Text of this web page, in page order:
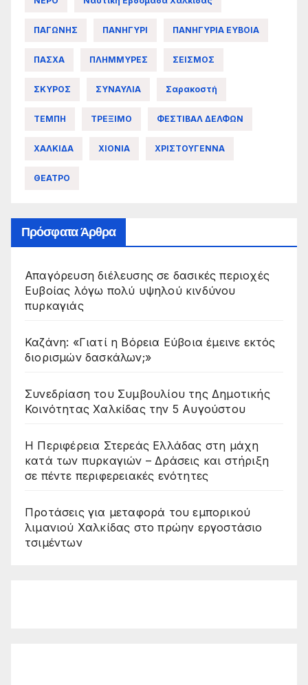
ΠΑΓΩΝΗΣ ΠΑΝΗΓΥΡΙ ΠΑΝΗΓΥΡΙΑ ΕΥΒΟΙΑ
ΠΑΣΧΑ ΠΛΗΜΜΥΡΕΣ ΣΕΙΣΜΟΣ
ΣΚΥΡΟΣ ΣΥΝΑΥΛΙΑ Σαρακοστή
ΤΕΜΠΗ ΤΡΕΞΙΜΟ ΦΕΣΤΙΒΑΛ ΔΕΛΦΩΝ
ΧΑΛΚΙΔΑ ΧΙΟΝΙΑ ΧΡΙΣΤΟΥΓΕΝΝΑ
ΘΕΑΤΡΟ
Πρόσφατα Άρθρα
Απαγόρευση διέλευσης σε δασικές περιοχές
Ευβοίας λόγω πολύ υψηλού κινδύνου
πυρκαγιάς
Καζάνη: «Γιατί η Βόρεια Εύβοια έμεινε εκτός
διορισμών δασκάλων;»
Συνεδρίαση του Συμβουλίου της Δημοτικής
Κοινότητας Χαλκίδας την 5 Αυγούστου
Η Περιφέρεια Στερεάς Ελλάδας στη μάχη
κατά των πυρκαγιών – Δράσεις και στήριξη
σε πέντε περιφερειακές ενότητες
Προτάσεις για μεταφορά του εμπορικού
λιμανιού Χαλκίδας στο πρώην εργοστάσιο
τσιμέντων